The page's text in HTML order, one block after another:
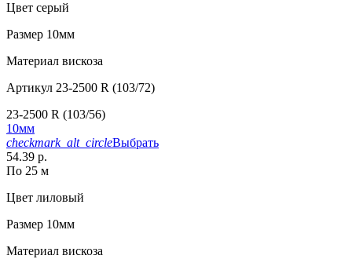
Цвет серый
Размер 10мм
Материал вискоза
Артикул 23-2500 R (103/72)
23-2500 R (103/56)
10мм
checkmark_alt_circleВыбрать
54.39 р.
По 25 м
Цвет лиловый
Размер 10мм
Материал вискоза